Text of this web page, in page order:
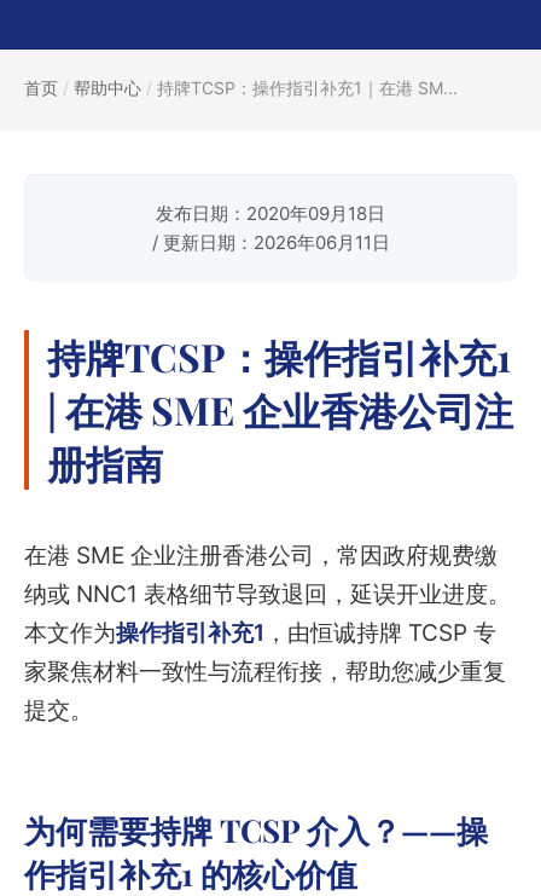
首页 / 帮助中心 / 持牌TCSP：操作指引补充1｜在港 SM...
发布日期：2020年09月18日
/ 更新日期：2026年06月11日
持牌TCSP：操作指引补充1
| 在港 SME 企业香港公司注
册指南
在港 SME 企业注册香港公司，常因政府规费缴
纳或 NNC1 表格细节导致退回，延误开业进度。
本文作为操作指引补充1 ，由恒诚持牌 TCSP 专
家聚焦材料一致性与流程衔接，帮助您减少重复
提交。
为何需要持牌 TCSP 介入？——操
作指引补充1 的核心价值